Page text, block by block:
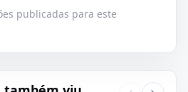
publicadas para este